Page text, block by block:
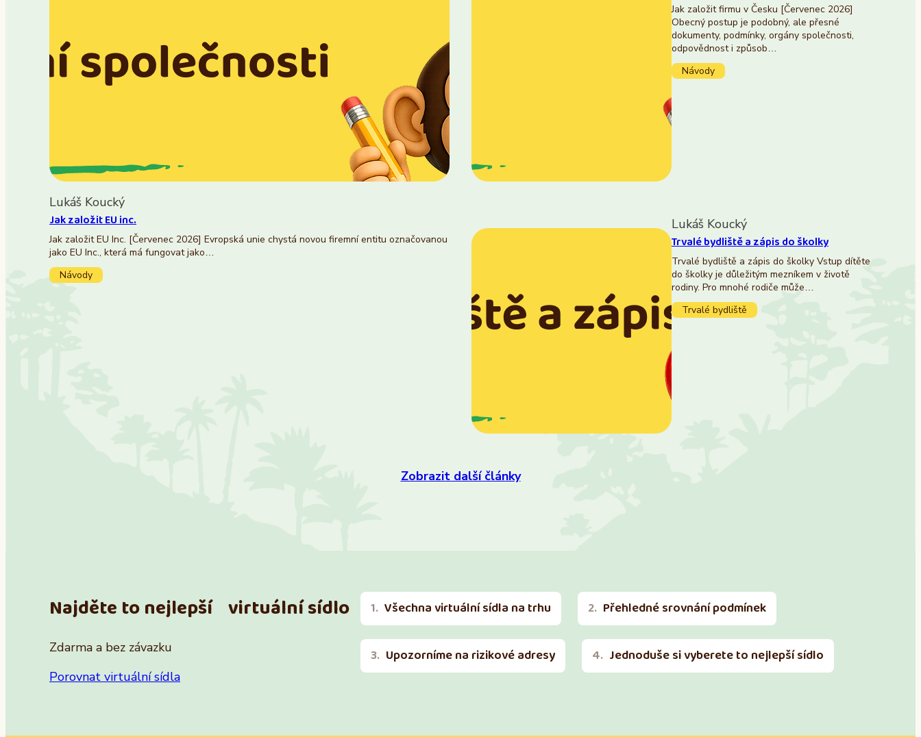
Lukáš Koucký
Jak založit EU inc.
Jak založit EU Inc. [Červenec 2026] Evropská unie chystá novou firemní entitu označovanou
jako EU Inc., která má fungovat jako…
Návody
Jak založit firmu v Česku [Červenec 2026]
Obecný postup je podobný, ale přesné
dokumenty, podmínky, orgány společnosti,
odpovědnost i způsob…
Návody
Lukáš Koucký
Trvalé bydliště a zápis do školky
Trvalé bydliště a zápis do školky Vstup dítěte
do školky je důležitým mezníkem v životě
rodiny. Pro mnohé rodiče může…
Trvalé bydliště
Zobrazit další články
Najděte to nejlepší virtuální sídlo
Zdarma a bez závazku
Porovnat virtuální sídla
Všechna virtuální sídla na trhu Přehledné srovnání podmínek
Upozorníme na rizikové adresy Jednoduše si vyberete to nejlepší sídlo